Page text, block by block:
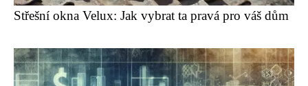
Střešní okna Velux: Jak vybrat ta pravá pro váš dům